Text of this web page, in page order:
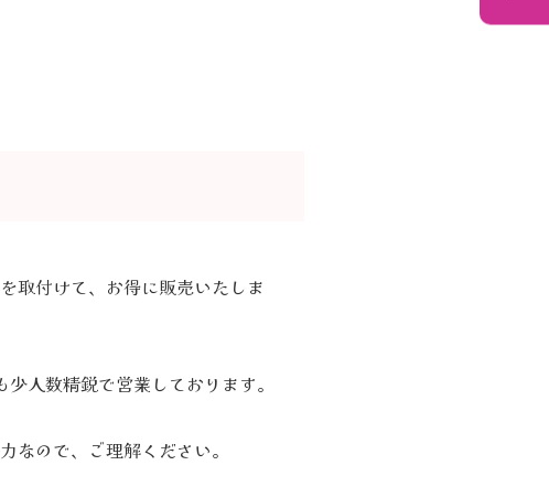
取付けて、お得に販売いたしま
人数精鋭で営業しております。
なので、ご理解ください。